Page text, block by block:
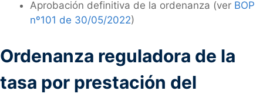
Aprobación definitiva de la ordenanza (ver BOP
nº101 de 30/05/2022)
Ordenanza reguladora de la
tasa por prestación del